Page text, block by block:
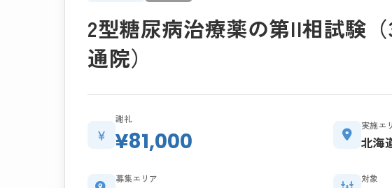
2型糖尿病治療薬の第II相試験
通院）
¥
謝礼
¥81,000
実施エ
北海
募集エリア 対象